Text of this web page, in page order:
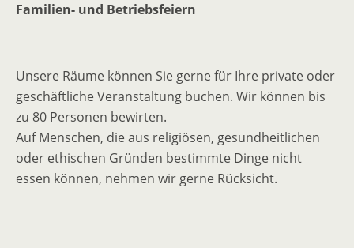
Familien- und Betriebsfeiern
Unsere Räume können Sie gerne für Ihre private oder
geschäftliche Veranstaltung buchen. Wir können bis
zu 80 Personen bewirten.
Auf Menschen, die aus religiösen, gesundheitlichen
oder ethischen Gründen bestimmte Dinge nicht
essen können, nehmen wir gerne Rücksicht.